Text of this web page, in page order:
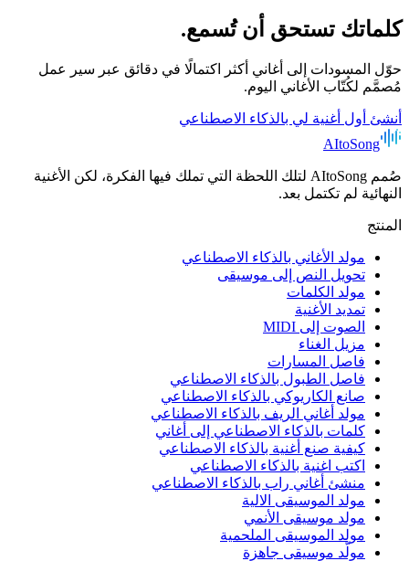
كلماتك تستحق أن تُسمع.
حوّل المسودات إلى أغاني أكثر اكتمالًا في دقائق عبر سير عمل
مُصمَّم لكُتّاب الأغاني اليوم.
أنشئ أول أغنية لي بالذكاء الاصطناعي
AItoSong
صُمم AItoSong لتلك اللحظة التي تملك فيها الفكرة، لكن الأغنية
النهائية لم تكتمل بعد.
المنتج
مولد الأغاني بالذكاء الاصطناعي
تحويل النص إلى موسيقى
مولد الكلمات
تمديد الأغنية
الصوت إلى MIDI
مزيل الغناء
فاصل المسارات
فاصل الطبول بالذكاء الاصطناعي
صانع الكاريوكي بالذكاء الاصطناعي
مولد أغاني الريف بالذكاء الاصطناعي
كلمات بالذكاء الاصطناعي إلى أغاني
كيفية صنع أغنية بالذكاء الاصطناعي
اكتب اغنية بالذكاء الاصطناعي
منشئ أغاني راب بالذكاء الاصطناعي
مولد الموسيقى الالية
مولد موسيقى الأنمي
مولد الموسيقى الملحمية
مولّد موسيقى جاهزة